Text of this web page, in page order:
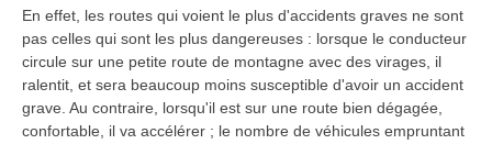
En effet, les routes qui voient le plus d'accidents graves ne sont
pas celles qui sont les plus dangereuses : lorsque le conducteur
circule sur une petite route de montagne avec des virages, il
ralentit, et sera beaucoup moins susceptible d'avoir un accident
grave. Au contraire, lorsqu'il est sur une route bien dégagée,
confortable, il va accélérer ; le nombre de véhicules empruntant